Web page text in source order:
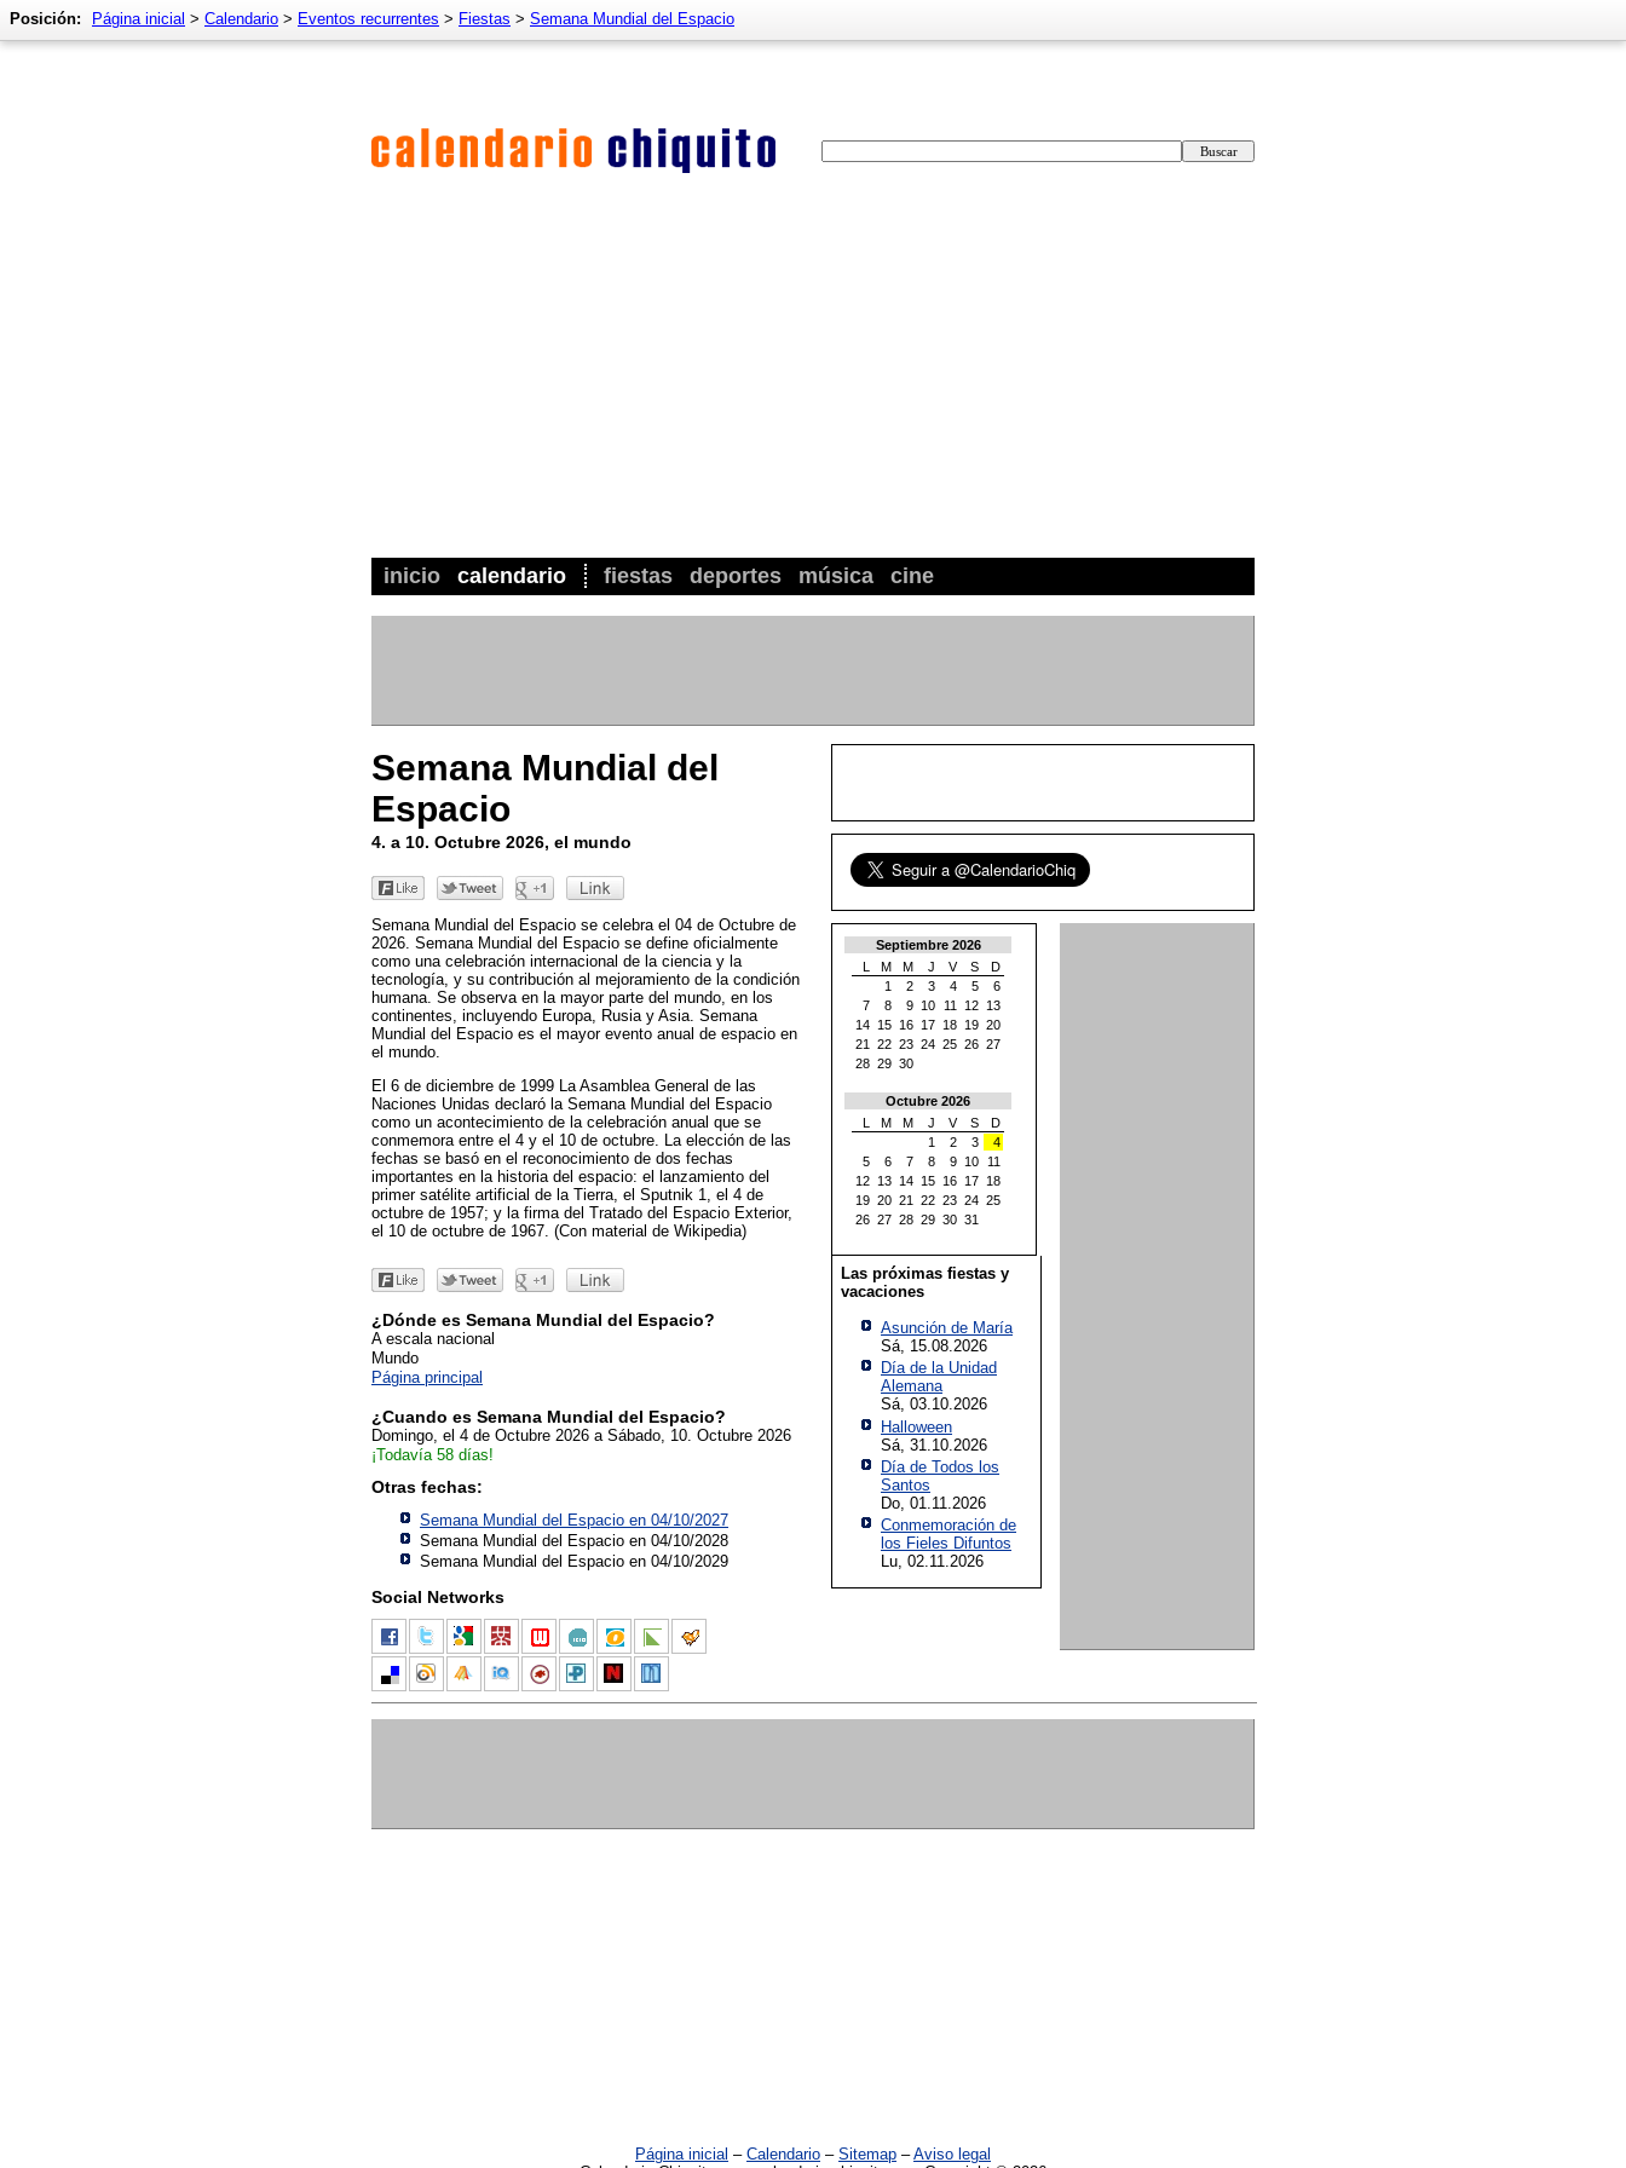
inicio calendario fiestas deportes música cine
Posición: Página inicial > Calendario > Eventos recurrentes > Fiestas > Semana Mundial del Espacio
Semana Mundial del
Espacio
4. a 10. Octubre 2026, el mundo
Semana Mundial del Espacio se celebra el 04 de Octubre de
2026. Semana Mundial del Espacio se define oficialmente
como una celebración internacional de la ciencia y la
tecnología, y su contribución al mejoramiento de la condición
humana. Se observa en la mayor parte del mundo, en los
continentes, incluyendo Europa, Rusia y Asia. Semana
Mundial del Espacio es el mayor evento anual de espacio en
el mundo.
El 6 de diciembre de 1999 La Asamblea General de las
Naciones Unidas declaró la Semana Mundial del Espacio
como un acontecimiento de la celebración anual que se
conmemora entre el 4 y el 10 de octubre. La elección de las
fechas se basó en el reconocimiento de dos fechas
importantes en la historia del espacio: el lanzamiento del
primer satélite artificial de la Tierra, el Sputnik 1, el 4 de
octubre de 1957; y la firma del Tratado del Espacio Exterior,
el 10 de octubre de 1967. (Con material de Wikipedia)
¿Dónde es Semana Mundial del Espacio?
A escala nacional
Mundo
Página principal
¿Cuando es Semana Mundial del Espacio?
Domingo, el 4 de Octubre 2026 a Sábado, 10. Octubre 2026
¡Todavía 58 días!
Otras fechas:
Semana Mundial del Espacio en 04/10/2027
Semana Mundial del Espacio en 04/10/2028
Semana Mundial del Espacio en 04/10/2029
Social Networks
Septiembre 2026
L
M M J V S
D
1
2 3 4 5
6
7
8 9 10 11 12 13
14 15 16 17 18 19 20
21
22 23 24 25 26 27
28 29 30
Octubre 2026
L
M M J V S
D
1
2 3
4
5
6 7 8 9 10
11
12 13 14 15 16 17 18
19 20 21 22 23 24 25
26 27 28 29 30 31
Las próximas fiestas y
vacaciones
Asunción de María
Sá, 15.08.2026
Día de la Unidad
Alemana
Sá, 03.10.2026
Halloween
Sá, 31.10.2026
Día de Todos los
Santos
Do, 01.11.2026
Conmemoración de
los Fieles Difuntos
Lu, 02.11.2026
Página inicial – Calendario – Sitemap –Aviso legal